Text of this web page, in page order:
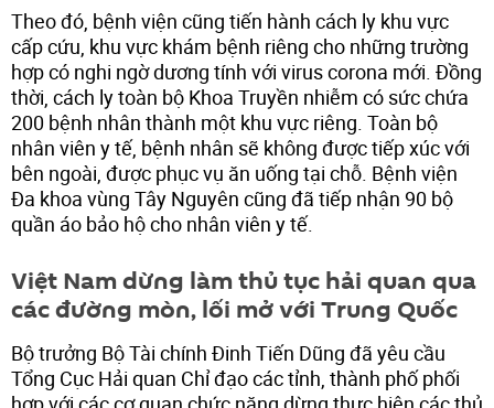
Theo đó, bệnh viện cũng tiến hành cách ly khu vực
cấp cứu, khu vực khám bệnh riêng cho những trường
hợp có nghi ngờ dương tính với virus corona mới. Đồng
thời, cách ly toàn bộ Khoa Truyền nhiễm có sức chứa
200 bệnh nhân thành một khu vực riêng. Toàn bộ
nhân viên y tế, bệnh nhân sẽ không được tiếp xúc với
bên ngoài, được phục vụ ăn uống tại chỗ. Bệnh viện
Đa khoa vùng Tây Nguyên cũng đã tiếp nhận 90 bộ
quần áo bảo hộ cho nhân viên y tế.
Việt Nam dừng làm thủ tục hải quan qua
các đường mòn, lối mở với Trung Quốc
Bộ trưởng Bộ Tài chính Đinh Tiến Dũng đã yêu cầu
Tổng Cục Hải quan Chỉ đạo các tỉnh, thành phố phối